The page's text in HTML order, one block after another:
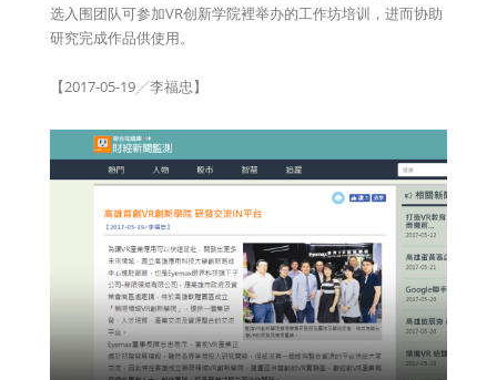
选入围团队可参加VR创新学院裡举办的工作坊培训，进而协助
研究完成作品供使用。
【2017-05-19╱李福忠】